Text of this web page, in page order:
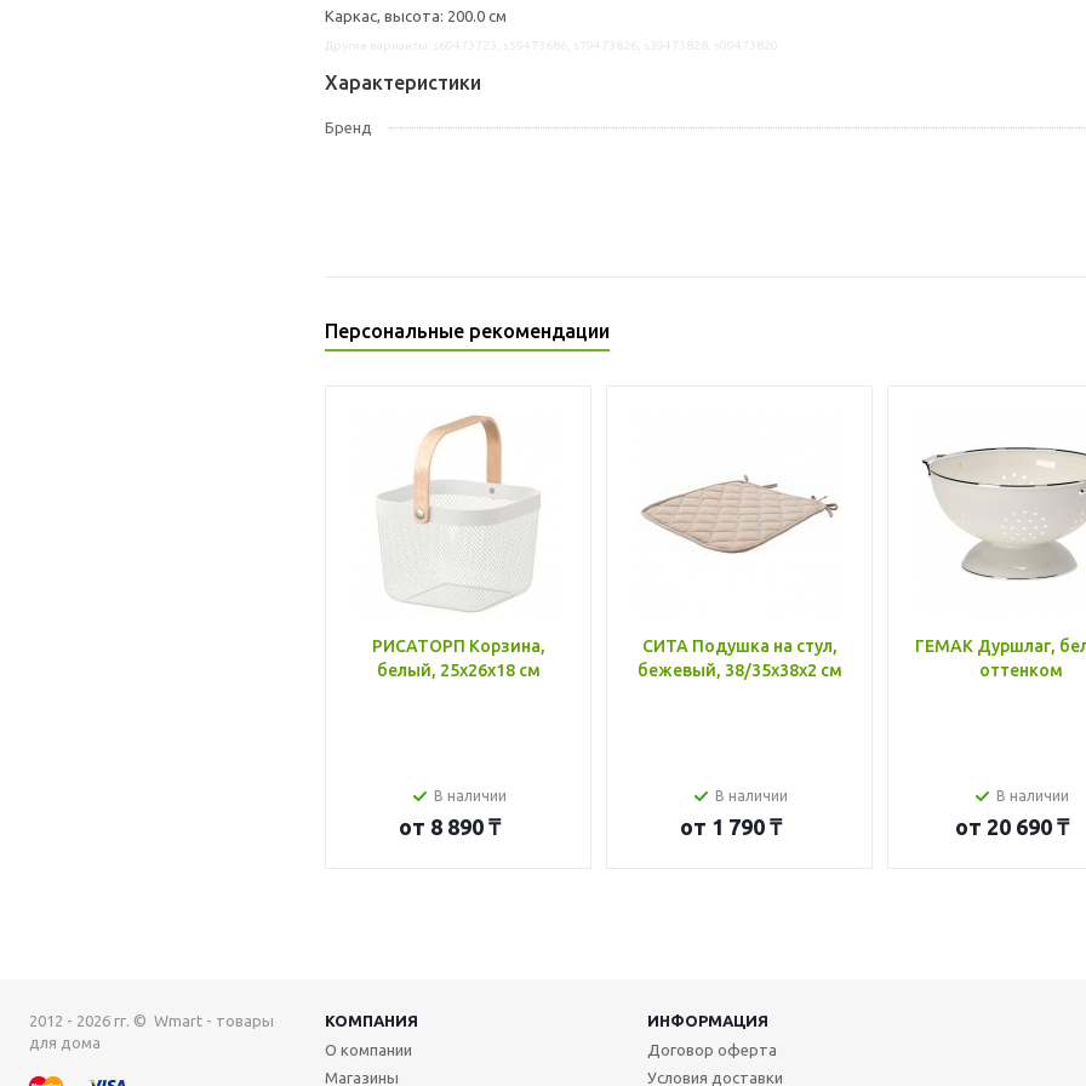
Каркас, высота: 200.0 см
Характеристики
Бренд
Персональные рекомендации
РИСАТОРП Корзина,
белый, 25x26x18 см
В наличии
от 8 890 ₸
СИТА Подушка на стул,
бежевый, 38/35x38x2 см
В наличии
от 1 790 ₸
ГЕМАК Дуршлаг,
оттенком
В наличии
от 20 690 ₸
2012 - 2026 гг. © Wmart - товары
для дома
КОМПАНИЯ
ИНФОРМАЦИЯ
О компании
Магазины
Договор оферта
Условия доставки